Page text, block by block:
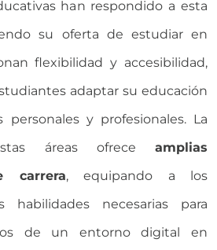
han respondido a esta
su oferta de estudiar en
flexibilidad y accesibilidad,
adaptar su educación
personales y profesionales. La
áreas ofrece amplias
carrera, equipando a los
habilidades necesarias para
de un entorno digital en